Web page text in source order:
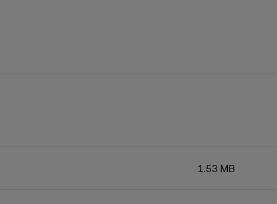
1.53 MB